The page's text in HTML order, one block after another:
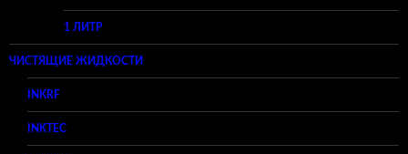
1 ЛИТР
ЧИСТЯЩИЕ ЖИДКОСТИ
INKRF
INKTEC